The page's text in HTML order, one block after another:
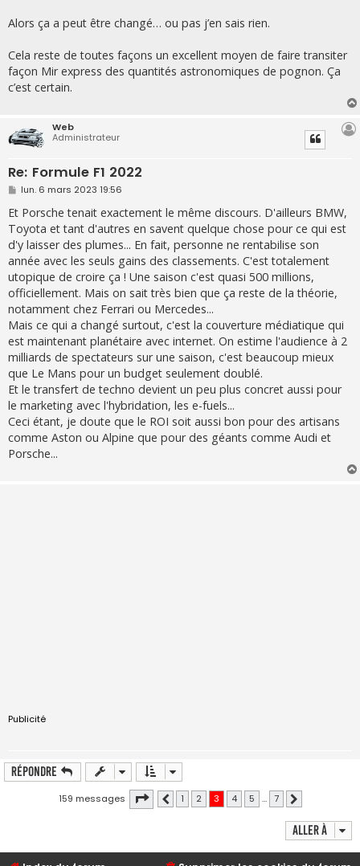
Alors ça a peut être changé… ou pas j’en sais rien.
Cela reste de toutes façons un excellent moyen de faire transiter
façon Mir express des quantités astronomiques de pognon. Ça
c’est certain.
Web
Administrateur
Re: Formule F1 2022
M
s
s
a
g
e
lun. 6 mars 2023 19:56
Et Porsche tenait exactement le même discours. D'ailleurs BMW,
Toyota et tant d'autres en savent quelque chose pour ce qui est
d'y laisser des plumes... En fait, personne ne rentabilise son
année avec les seuls gains des classements. C'est totalement
utopique de croire ça ! Une saison c'est quasi 500 millions,
officiellement. Mais on sait très bien que ça reste de la théorie,
notamment chez Ferrari ou Mercedes...
Mais ce qui a changé surtout, c'est la couverture médiatique qui
est maintenant planétaire avec internet. On estime l'audience à 2
milliards de spectateurs sur une saison, c'est beaucoup mieux
que Le Mans pour un budget seulement doublé.
Et le transfert de techno devient un peu plus concret aussi pour
le marketing avec l'hybridation, les e-fuels...
Ceci étant, je doute que le ROI soit aussi bon pour des artisans
comme Aston ou Alpine que pour des géants comme Audi et
Porsche...
Publicité
Répondre
159 messages Page sur7
Précédente
1 2 3 4 5 … 7
Aller à